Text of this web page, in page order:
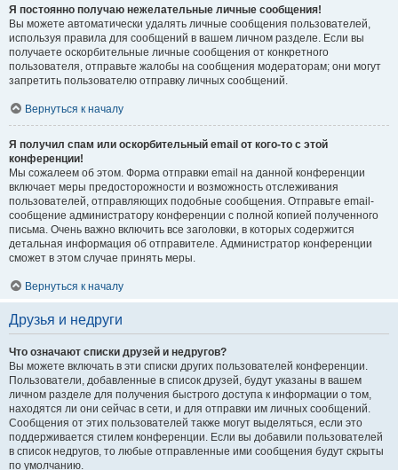
Я постоянно получаю нежелательные личные сообщения!
Вы можете автоматически удалять личные сообщения пользователей,
используя правила для сообщений в вашем личном разделе. Если вы
получаете оскорбительные личные сообщения от конкретного
пользователя, отправьте жалобы на сообщения модераторам; они могут
запретить пользователю отправку личных сообщений.
Вернуться к началу
Я получил спам или оскорбительный email от кого-то с этой
конференции!
Мы сожалеем об этом. Форма отправки email на данной конференции
включает меры предосторожности и возможность отслеживания
пользователей, отправляющих подобные сообщения. Отправьте email-
сообщение администратору конференции с полной копией полученного
письма. Очень важно включить все заголовки, в которых содержится
детальная информация об отправителе. Администратор конференции
сможет в этом случае принять меры.
Вернуться к началу
Друзья и недруги
Что означают списки друзей и недругов?
Вы можете включать в эти списки других пользователей конференции.
Пользователи, добавленные в список друзей, будут указаны в вашем
личном разделе для получения быстрого доступа к информации о том,
находятся ли они сейчас в сети, и для отправки им личных сообщений.
Сообщения от этих пользователей также могут выделяться, если это
поддерживается стилем конференции. Если вы добавили пользователей
в список недругов, то любые отправленные ими сообщения будут скрыты
по умолчанию.